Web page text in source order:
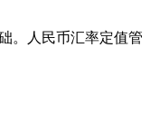
人民币汇率定值管